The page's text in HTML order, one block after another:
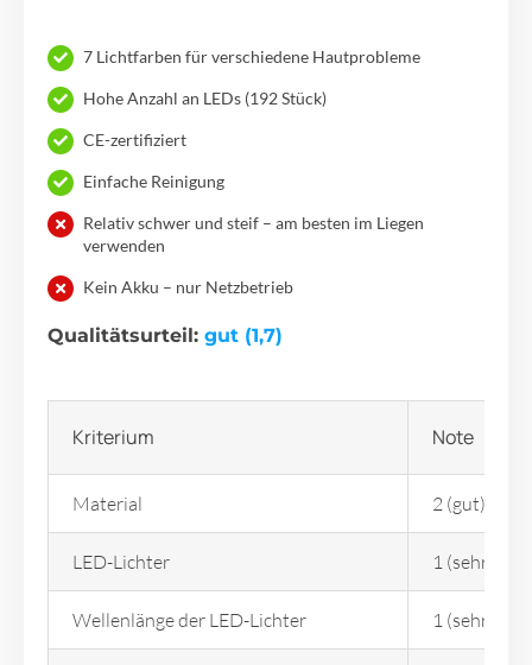
7 Lichtfarben für verschiedene Hautprobleme
Hohe Anzahl an LEDs (192 Stück)
CE-zertifiziert
Einfache Reinigung
Relativ schwer und steif – am besten im Liegen
verwenden
Kein Akku – nur Netzbetrieb
Qualitätsurteil: gut (1,7)
Kriterium Note
Material 2 (gut)
LED-Lichter 1 (sehr gut)
Wellenlänge der LED-Lichter 1 (sehr gut)